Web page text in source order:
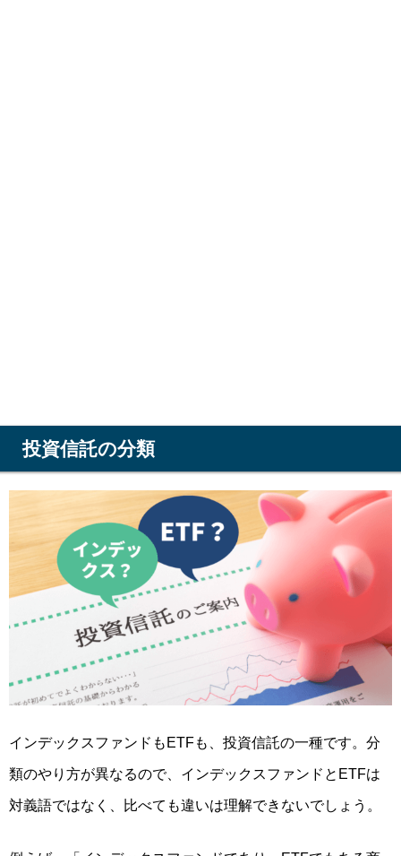
投資信託の分類
インデックスファンドもETFも、 投資信託の一種です。分
類のやり方が異なるので、インデックスファンドとETFは
対義語ではなく、比べても違いは理解できないでしょう。